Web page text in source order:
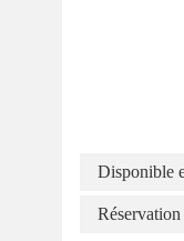
Disponible